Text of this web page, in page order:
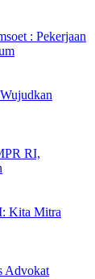
: Pekerjaan
RI,
Kita Mitra
Advokat